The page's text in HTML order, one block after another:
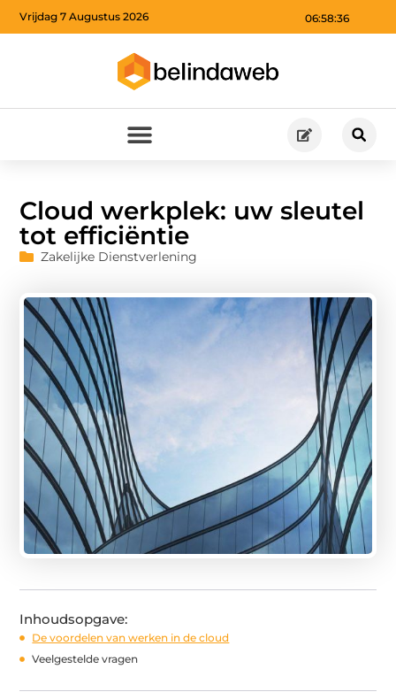
06:58:37
Vrijdag 7 Augustus 2026
Cloud werkplek: uw sleutel
tot efficiëntie
Zakelijke Dienstverlening
Inhoudsopgave:
De voordelen van werken in de cloud
Veelgestelde vragen